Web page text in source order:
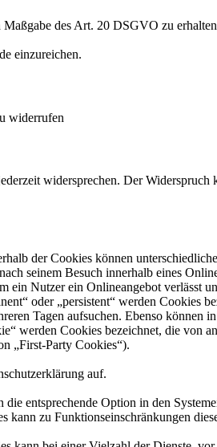
des Art. 20 DSGVO zu
einzureichen.
widerrufen
widersprechen. Der
der Cookies können
seinem Besuch innerhalb eines
ein Nutzer ein Onlineangebot verlässt
oder „persistent“ werden Cookies
Tagen aufsuchen. Ebenso können
werden Cookies bezeichnet, die von
„First-Party Cookies“).
auf.
entsprechende Option in den
zu Funktionseinschränkungen